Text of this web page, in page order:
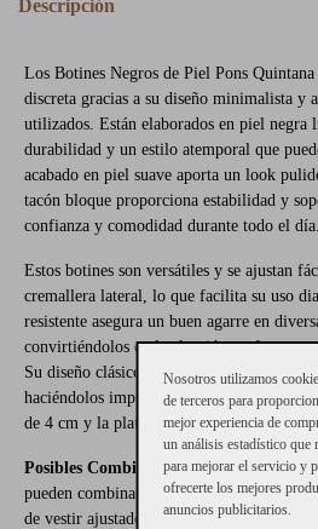
Descripción
Los Botines Negros de Piel Pons
discreta gracias a su diseño minimalista y
utilizados. Están elaborados en piel negra
durabilidad y un estilo atemporal que
acabado en piel suave aporta un look
tacón bloque proporciona estabilidad y
confianza y comodidad durante todo el día.
Estos botines son versátiles y se ajustan
cremallera lateral, lo que facilita su uso
resistente asegura un buen agarre en
convirtiéndolos en la elección perfecta
Su diseño clásico se adapta tanto a looks
haciéndolos imprescindibles en cualquier
de 4 cm y la plataforma de 2 cm
Posibles Combinaciones:Los Botines
pueden combinar con una variedad de
de vestir ajustados y una blusa para un
Nosotros utilizamos
de terceros para
mejor experiencia de
un análisis estadístico que
para mejorar el servicio y
ofrecerte los mejores
anuncios publicitarios.